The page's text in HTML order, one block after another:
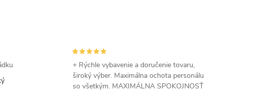
+ Rýchle vybavenie a doručenie tovaru,
široký výber. Maximálna ochota personálu
so všetkým. MAXIMÁLNA SPOKOJNOSŤ